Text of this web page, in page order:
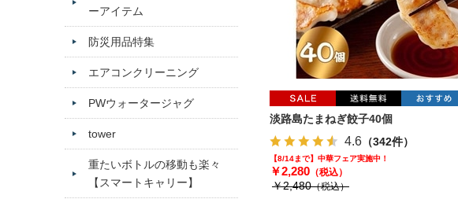
淡路島たまねぎ餃子40個
4.6 （342件）
【8/14まで】中華フェア実施中！
￥2,280 （税込）
￥2,480（税込）
ーアイテム
防災用品特集
エアコンクリーニング
PWウォータージャグ
tower
重たいボトルの移動も楽々
【スマートキャリー】